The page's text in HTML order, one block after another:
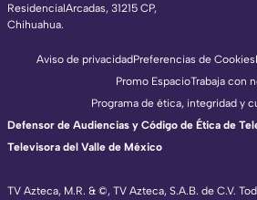
ResidencialArcadas, 31215 CP,
Chihuahua.
TV Azteca, M.R. & ©, TV Azteca, S.A.B. de C.V.
Aviso de privacidadPreferencias de Cookies
Promo EspacioTrabaja con
Programa de ética, integridad y
Defensor de Audiencias y Código de Ética de
Televisora del Valle de México